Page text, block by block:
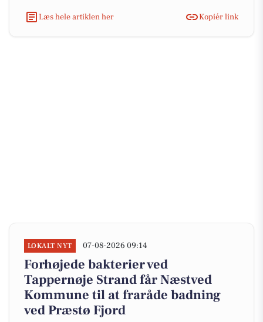
Læs hele artiklen her
Kopiér link
LOKALT NYT 07-08-2026 09:14
Forhøjede bakterier ved
Tappernøje Strand får Næstved
Kommune til at fraråde badning
ved Præstø Fjord